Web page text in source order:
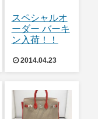
スペシャルオ
ーダー バーキ
ン入荷！！
2014.04.23